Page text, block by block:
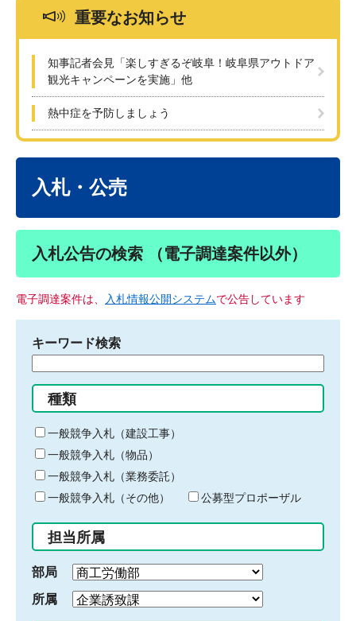
重要なお知らせ
知事記者会見「楽しすぎるぞ岐阜！岐阜県アウトドア
観光キャンペーンを実施」他
熱中症を予防しましょう
入札・公売
入札公告の検索 （電子調達案件以外）
電子調達案件は、 入札情報公開システムで公告しています
キーワード検索
る
キ
ー
ワ
ー
ド
入
力
種類
一般競争入札（建設工事）
一般競争入札（物品）
一般競争入札（業務委託）
一般競争入札（その他）
公募型プロポーザル
担当所属
部局
所属